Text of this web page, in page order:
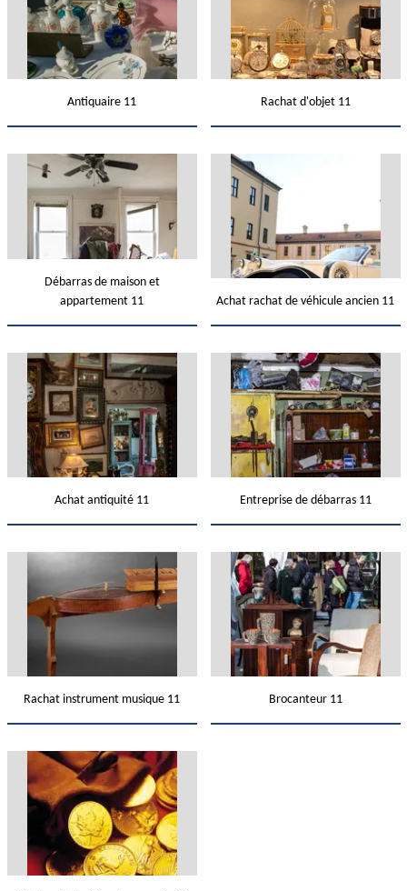
Antiquaire 11 Rachat d'objet 11
Débarras de maison et
appartement 11
Achat rachat de véhicule ancien 11
Achat antiquité 11 Entreprise de débarras 11
Rachat instrument musique 11 Brocanteur 11